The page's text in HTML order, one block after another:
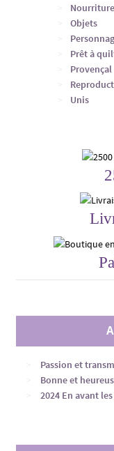
Nourriture
Objets
Prêt à
Provençal
Unis
Passion et
Bonne et
2024 En avant les